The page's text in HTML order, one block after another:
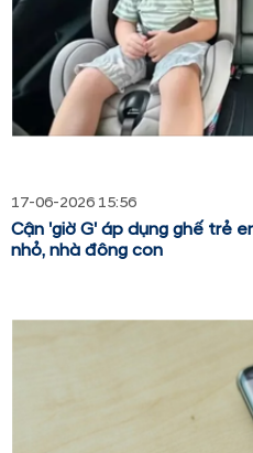
17-06-2026 15:56
Cận 'giờ G' áp dụng ghế trẻ
nhỏ, nhà đông con